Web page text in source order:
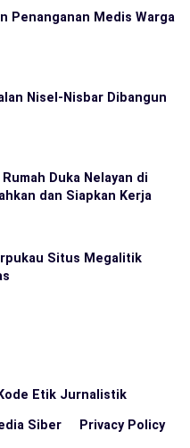
Penanganan Medis Warga
Nisel-Nisbar Dibangun
Duka Nelayan di
dan Siapkan Kerja
Situs Megalitik
Kode Etik Jurnalistik
Siber Privacy Policy